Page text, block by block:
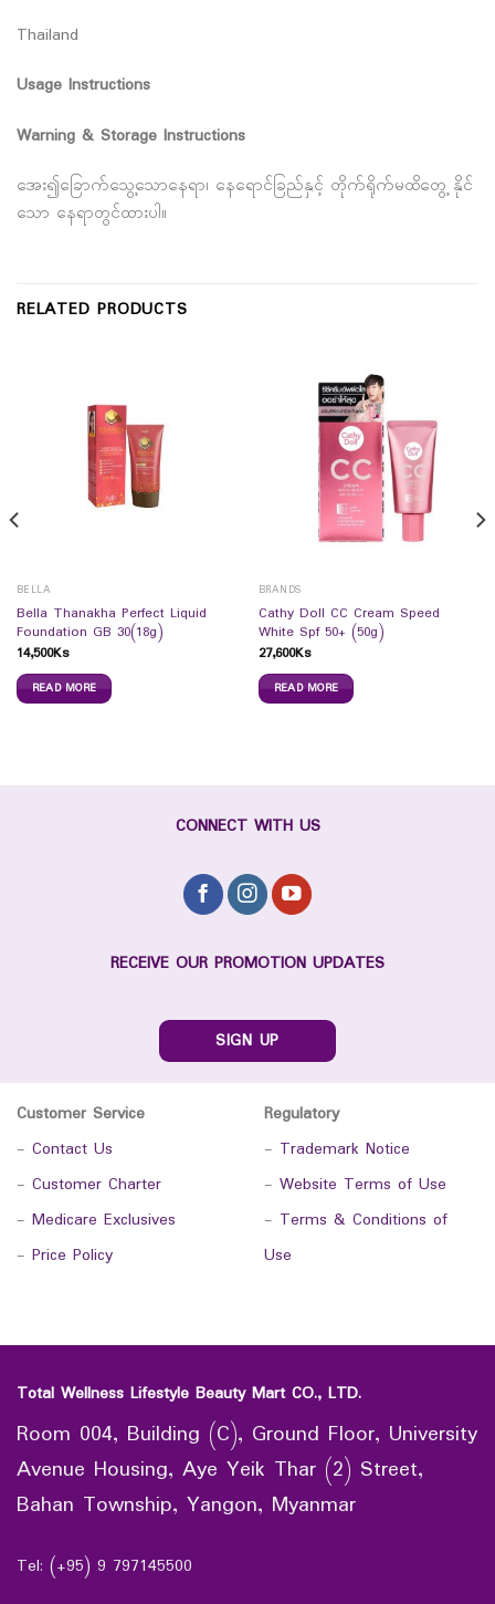
Thailand
Usage Instructions
Warning & Storage Instructions
အေး၍ခြောက်သွေ့သောနေရာ၊ နေရောင်ခြည်နှင့် တိုက်ရိုက်မထိတွေ့ နိုင်
သော နေရာတွင်ထားပါ။
RELATED PRODUCTS
BELLA
Bella Thanakha Perfect Liquid
Foundation GB 30(18g)
14,500Ks
READ MORE
BRANDS
Cathy Doll CC Cream Speed
White Spf 50+ (50g)
27,600Ks
READ MORE
CONNECT WITH US
RECEIVE OUR PROMOTION UPDATES
SIGN UP
Customer Service
- Contact Us
- Customer Charter
- Medicare Exclusives
- Price Policy
Regulatory
- Trademark Notice
- Website Terms of Use
- Terms & Conditions of
Use
Total Wellness Lifestyle Beauty Mart CO., LTD.
Room 004, Building (C), Ground Floor, University
Avenue Housing, Aye Yeik Thar (2) Street,
Bahan Township, Yangon, Myanmar
Tel: (+95) 9 797145500